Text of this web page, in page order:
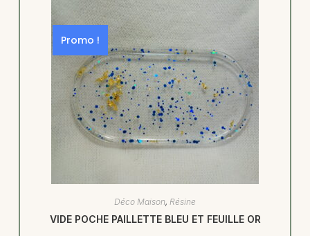
Promo !
Déco Maison, Résine
VIDE POCHE PAILLETTE BLEU ET FEUILLE OR